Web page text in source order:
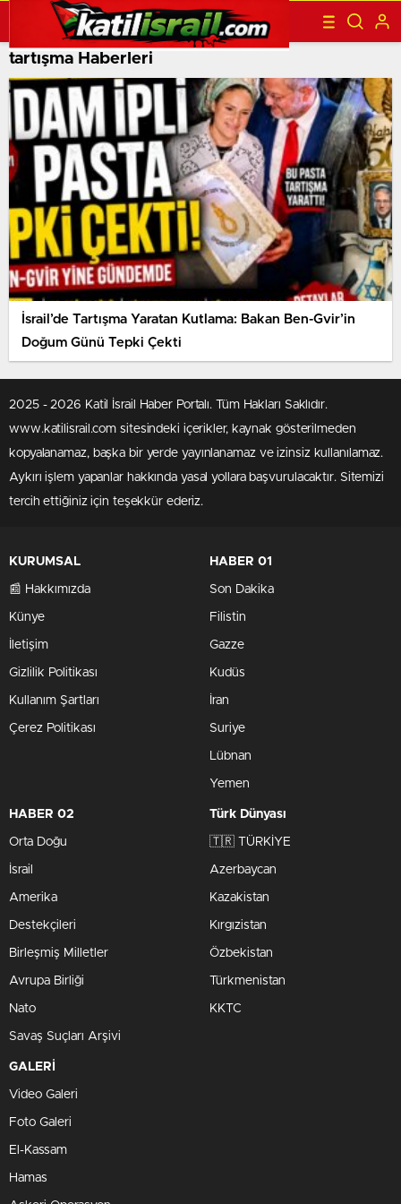
tartışma Haberleri
İsrail’de Tartışma Yaratan Kutlama: Bakan Ben-Gvir’in
Doğum Günü Tepki Çekti
2025 - 2026 Katil İsrail Haber Portalı. Tüm Hakları Saklıdır.
www.katilisrail.com sitesindeki içerikler, kaynak gösterilmeden
kopyalanamaz, başka bir yerde yayınlanamaz ve izinsiz kullanılamaz.
Aykırı işlem yapanlar hakkında yasal yollara başvurulacaktır. Sitemizi
tercih ettiğiniz için teşekkür ederiz.
KURUMSAL
📰 Hakkımızda
Künye
İletişim
Gizlilik Politikası
Kullanım Şartları
Çerez Politikası
HABER 01
Son Dakika
Filistin
Gazze
Kudüs
İran
Suriye
Lübnan
Yemen
HABER 02
Orta Doğu
İsrail
Amerika
Destekçileri
Birleşmiş Milletler
Avrupa Birliği
Nato
Savaş Suçları Arşivi
Türk Dünyası
🇹🇷 TÜRKİYE
Azerbaycan
Kazakistan
Kırgızistan
Özbekistan
Türkmenistan
KKTC
GALERİ
Video Galeri
Foto Galeri
El-Kassam
Hamas